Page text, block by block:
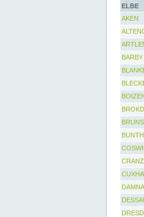
ELBE
AKEN
BARBY
CRANZ